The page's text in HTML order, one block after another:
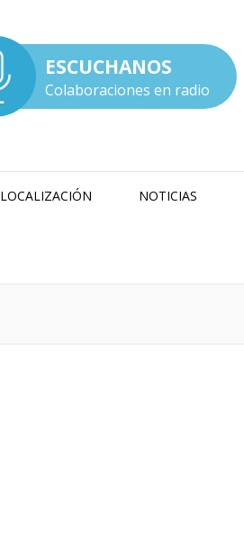
ESCUCHANOS
Colaboraciones en radio
LOCALIZACIÓN NOTICIAS